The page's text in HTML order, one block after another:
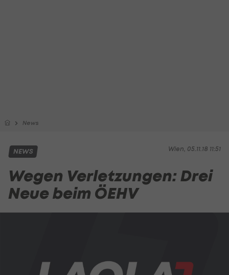
News
Wien, 05.11.18 11:51
NEWS
Wegen Verletzungen: Drei
Neue beim ÖEHV